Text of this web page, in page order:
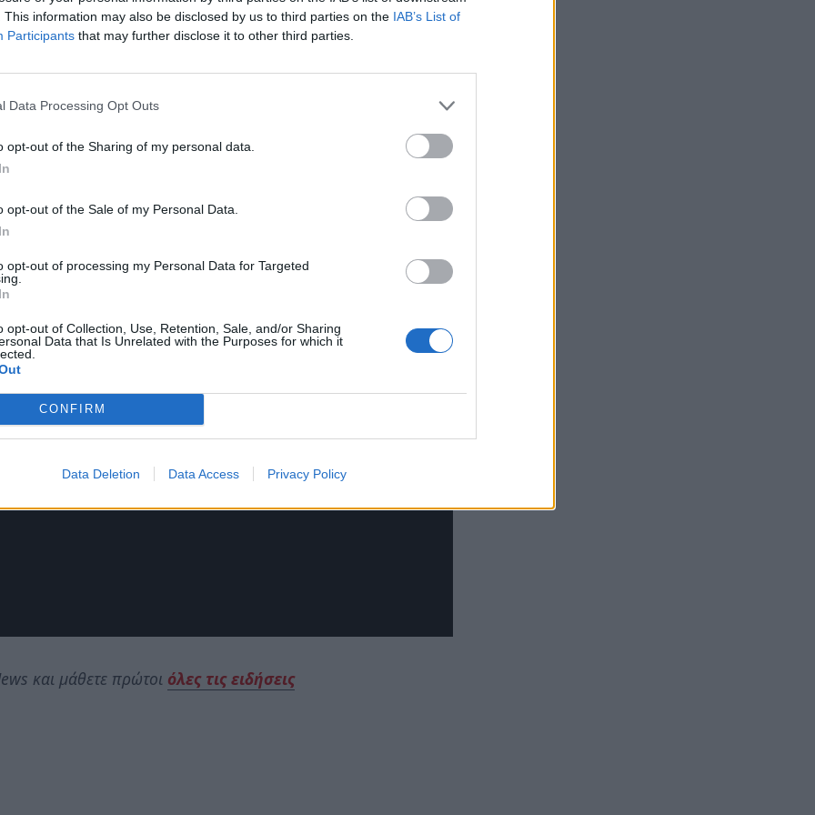
This information may also be disclosed by us to third parties on the IAB’s List of
Participants that may further disclose it to other third parties.
Data Processing Opt Outs
opt-out of the Sharing of my personal data.
opt-out of the Sale of my Personal Data.
opt-out of processing my Personal Data for Targeted
opt-out of Collection, Use, Retention, Sale, and/or Sharing
Data that Is Unrelated with the Purposes for which it
CONFIRM
Data Deletion Data Access Privacy Policy
αγροτικής έκτασης. Η άμεση
την επέκτασή της προς γειτονικές
μέχρι στιγμής άγνωστα. Για το
υπό τις οποίες εκδηλώθηκε.
και μάθετε πρώτοι όλες τις ειδήσεις